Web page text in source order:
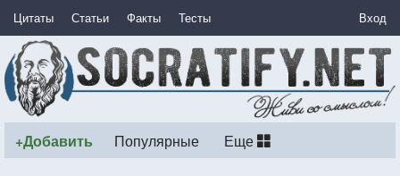
Цитаты Статьи Факты Тесты Вход
+Добавить Популярные Еще